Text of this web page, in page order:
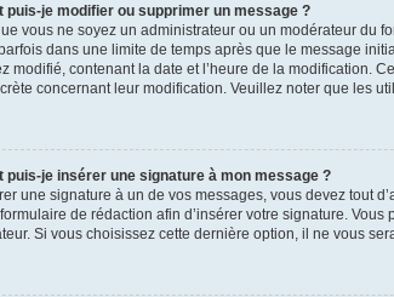
puis-je modifier ou supprimer un message ?
vous ne soyez un administrateur ou un modérateur du
dans une limite de temps après que le message
modifié, contenant la date et l’heure de la modification.
concernant leur modification. Veuillez noter que les
puis-je insérer une signature à mon message ?
une signature à un de vos messages, vous devez tout
de rédaction afin d’insérer votre signature.
Si vous choisissez cette dernière option, il ne vous